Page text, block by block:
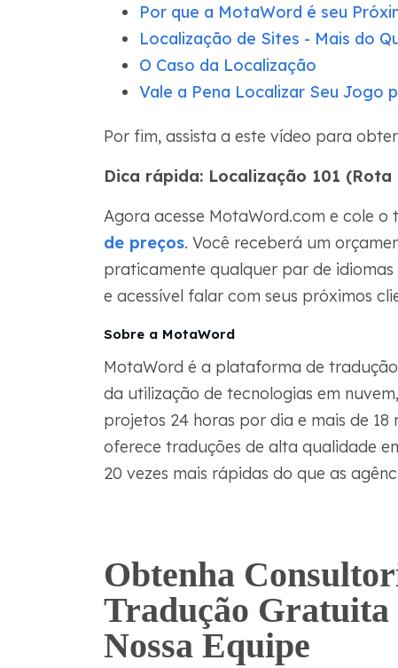
Por que a MotaWord é seu
Localização de Sites - Mais do
O Caso da Localização
Vale a Pena Localizar Seu Jogo
Por fim, assista a este vídeo para
Dica rápida: Localização 101 (Rota
Agora acesse MotaWord.com e cole
de preços. Você receberá um
praticamente qualquer par de
e acessível falar com seus próximos
Sobre a MotaWord
MotaWord é a plataforma de
da utilização de tecnologias em
projetos 24 horas por dia e mais de
oferece traduções de alta qualidade
20 vezes mais rápidas do que as
Obtenha
Tradução Gratuita
Nossa Equipe